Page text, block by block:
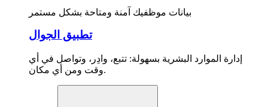
بيانات موظفيك آمنة ومتاحة بشكل مستمر
تطبيق الجوال
إدارة الموارد البشرية بسهولة: تتبع، وادِر، وتواصل في أي
وقت ومن أي مكان.